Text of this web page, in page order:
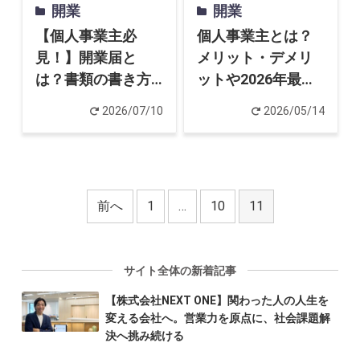
開業
【個人事業主必
見！】開業届と
は？書類の書き方
2026/07/10
開業
個人事業主とは？
メリット・デメリ
ットや2026年最新
2026/05/14
前へ 1 … 10 11
サイト全体の新着記事
【株式会社NEXT ONE】関わった人の人生を
変える会社へ。営業力を原点に、社会課題解
決へ挑み続ける